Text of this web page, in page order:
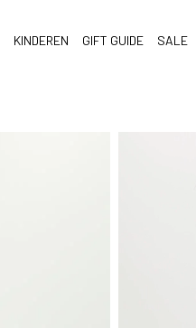
KINDEREN GIFT GUIDE SALE